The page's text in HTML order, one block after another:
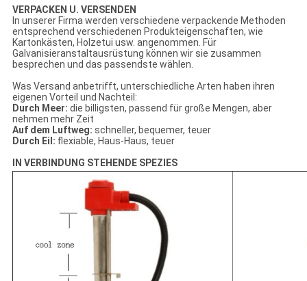
VERPACKEN U. VERSENDEN
In unserer Firma werden verschiedene verpackende Methoden
entsprechend verschiedenen Produkteigenschaften, wie
Kartonkästen, Holzetui usw. angenommen. Für
Galvanisieranstaltausrüstung können wir sie zusammen
besprechen und das passendste wählen.
Was Versand anbetrifft, unterschiedliche Arten haben ihren
eigenen Vorteil und Nachteil:
Durch Meer: die billigsten, passend für große Mengen, aber
nehmen mehr Zeit
Auf dem Luftweg: schneller, bequemer, teuer
Durch Eil: flexiable, Haus-Haus, teuer
IN VERBINDUNG STEHENDE SPEZIES